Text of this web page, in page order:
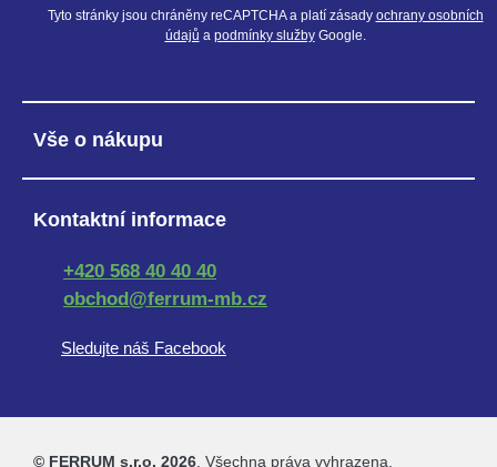
Tyto stránky jsou chráněny reCAPTCHA a platí zásady ochrany osobních
údajů a podmínky službyGoogle.
Vše o nákupu
Kontaktní informace
+420 568 40 40 40
obchod@ferrum-mb.cz
Sledujte náš Facebook
© FERRUM s.r.o. 2026. Všechna práva vyhrazena.